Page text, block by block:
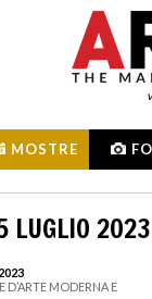
MOSTRE
LUGLIO 2023
D’ARTE MODERNA E